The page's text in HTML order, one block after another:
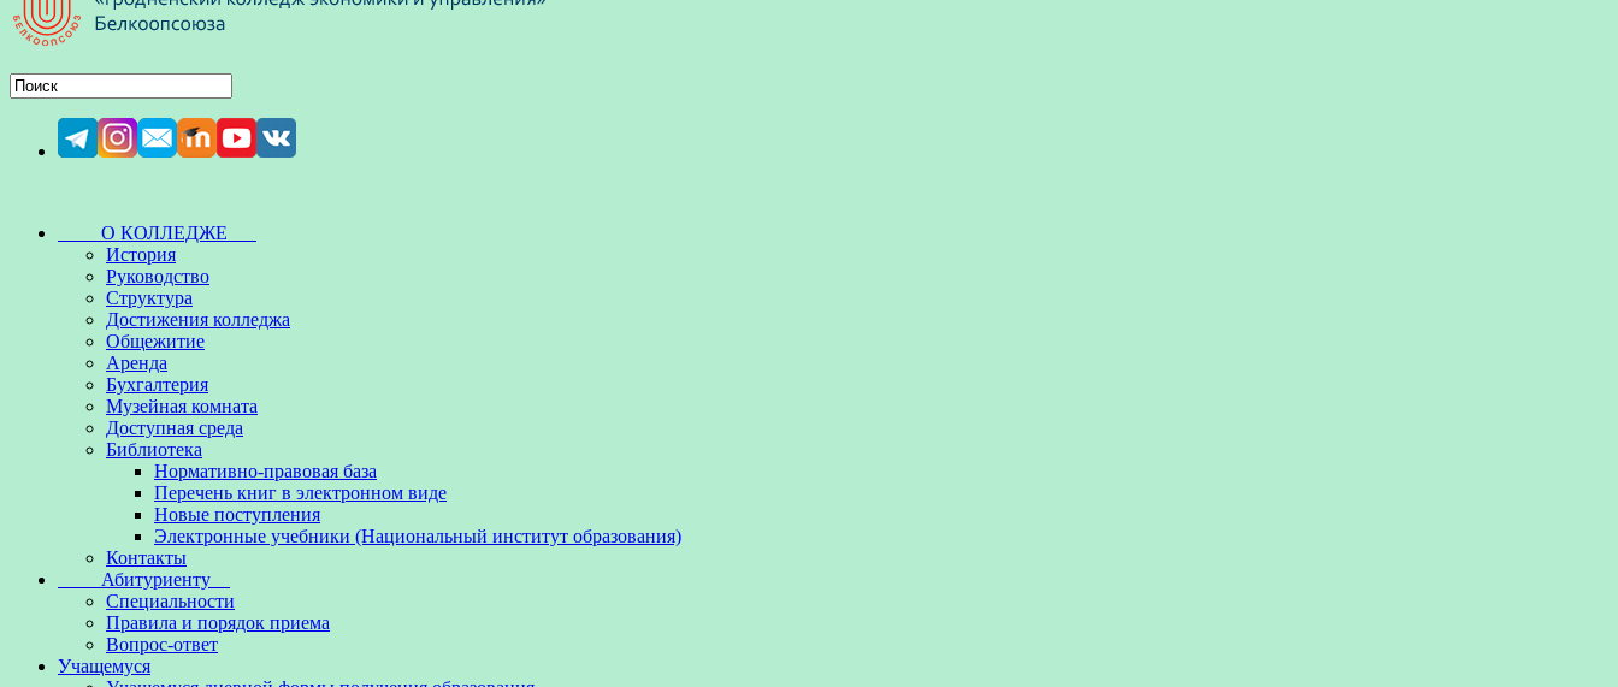
О КОЛЛЕДЖЕ
История
Руководство
Структура
Достижения колледжа
Общежитие
Аренда
Бухгалтерия
Музейная комната
Доступная среда
Библиотека
Нормативно-правовая база
Перечень книг в электронном виде
Новые поступления
Электронные учебники (Национальный институт образования)
Контакты
Абитуриенту
Специальности
Правила и порядок приема
Вопрос-ответ
Учащемуся